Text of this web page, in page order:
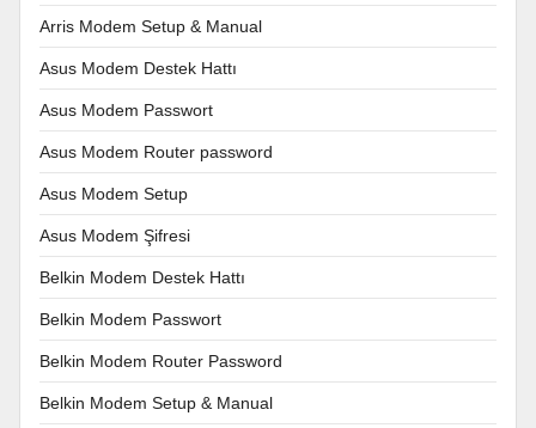
Arris Modem Setup & Manual
Asus Modem Destek Hattı
Asus Modem Passwort
Asus Modem Router password
Asus Modem Setup
Asus Modem Şifresi
Belkin Modem Destek Hattı
Belkin Modem Passwort
Belkin Modem Router Password
Belkin Modem Setup & Manual